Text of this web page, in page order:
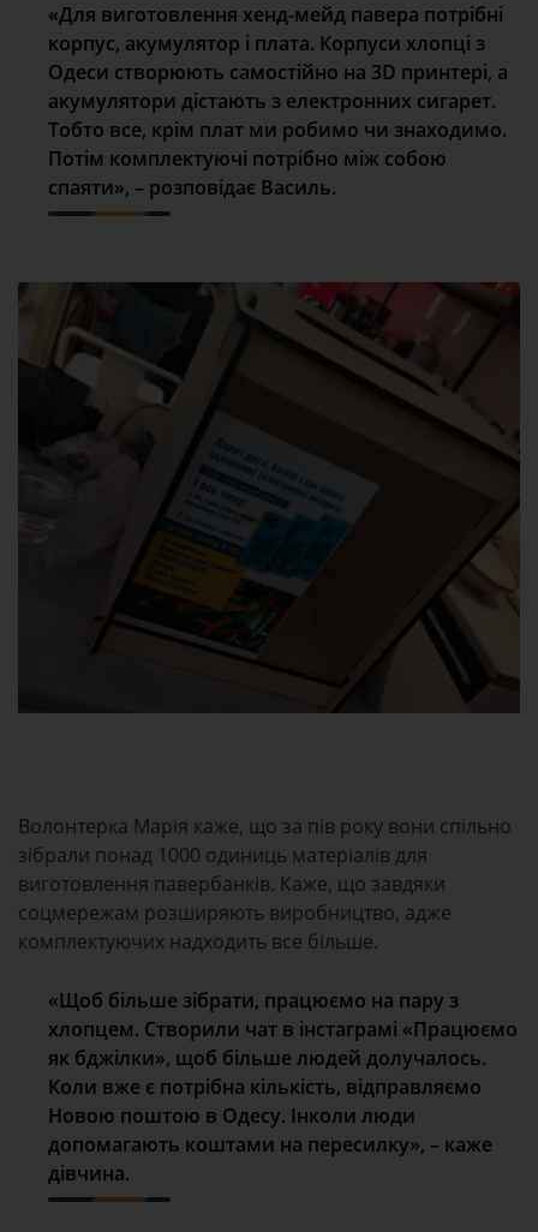
«Для виготовлення хенд-мейд павера потрібні
корпус, акумулятор і плата. Корпуси хлопці з
Одеси створюють самостійно на 3D принтері, а
акумулятори дістають з електронних сигарет.
Тобто все, крім плат ми робимо чи знаходимо.
Потім комплектуючі потрібно між собою
спаяти», – розповідає Василь.
Волонтерка Марія каже, що за пів року вони спільно
зібрали понад 1000 одиниць матеріалів для
виготовлення павербанків. Каже, що завдяки
соцмережам розширяють виробництво, адже
комплектуючих надходить все більше.
«Щоб більше зібрати, працюємо на пару з
хлопцем. Створили чат в інстаграмі «Працюємо
як бджілки», щоб більше людей долучалось.
Коли вже є потрібна кількість, відправляємо
Новою поштою в Одесу. Інколи люди
допомагають коштами на пересилку», – каже
дівчина.